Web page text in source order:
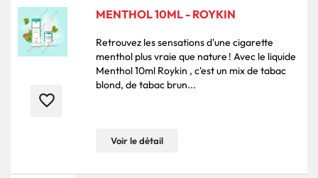
favorite_border
MENTHOL 10ML - ROYKIN
Retrouvez les sensations d'une cigarette
menthol plus vraie que nature ! Avec le liquide
Menthol 10ml Roykin , c'est un mix de tabac
blond, de tabac brun...
Voir le détail